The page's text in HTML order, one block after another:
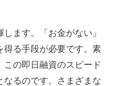
ます。「お金がない」
得る手段が必要です。素
の即日融資のスピード
なるのです。さまざまな